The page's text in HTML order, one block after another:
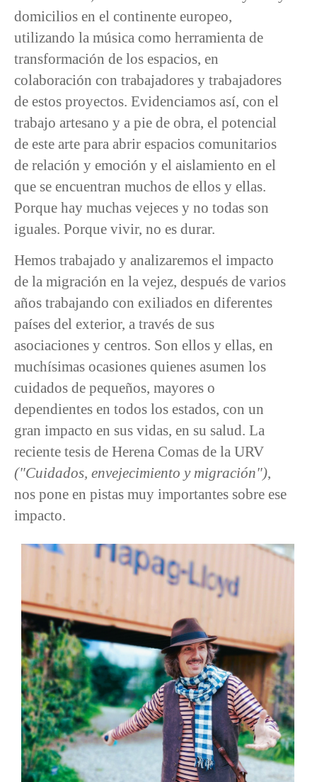
domicilios en el continente europeo,
utilizando la música como herramienta de
transformación de los espacios, en
colaboración con trabajadores y trabajadores
de estos proyectos. Evidenciamos así, con el
trabajo artesano y a pie de obra, el potencial
de este arte para abrir espacios comunitarios
de relación y emoción y el aislamiento en el
que se encuentran muchos de ellos y ellas.
Porque hay muchas vejeces y no todas son
iguales. Porque vivir, no es durar.
Hemos trabajado y analizaremos el impacto
de la migración en la vejez, después de varios
años trabajando con exiliados en diferentes
países del exterior, a través de sus
asociaciones y centros. Son ellos y ellas, en
muchísimas ocasiones quienes asumen los
cuidados de pequeños, mayores o
dependientes en todos los estados, con un
gran impacto en sus vidas, en su salud. La
reciente tesis de Herena Comas de la URV
("Cuidados, envejecimiento y migración"),
nos pone en pistas muy importantes sobre ese
impacto.